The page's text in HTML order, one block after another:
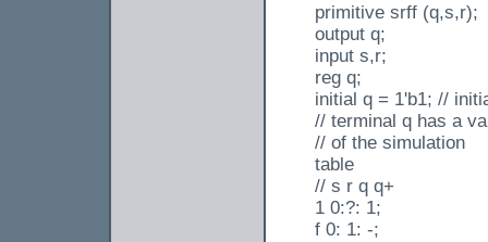
primitive srff (q,s,r);
output q;
input s,r;
reg q;
initial q = 1'b1; //
// terminal q has a
// of the simulation
table
// s r q q+
1 0:?: 1;
f 0: 1: -;